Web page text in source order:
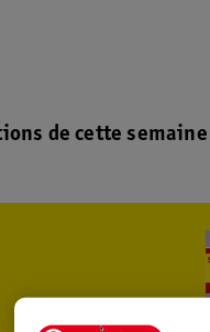
de cette